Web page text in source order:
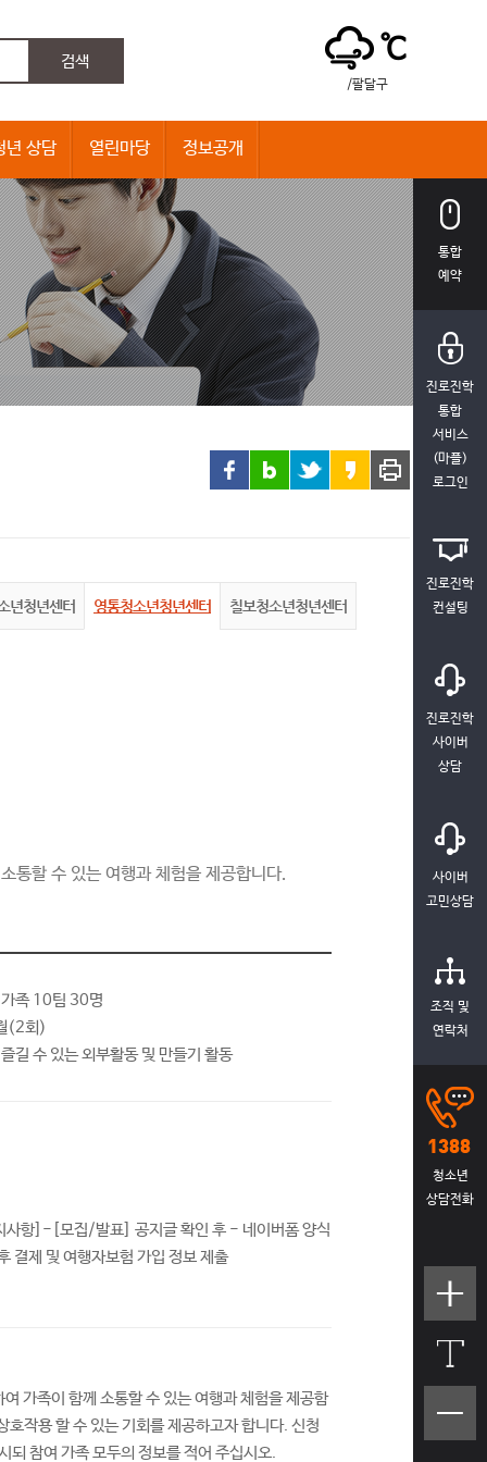
℃
/팔달구
년 상담 열린마당 정보공개
년청년센터 영통청소년청년센터 칠보청소년청년센터
통할 수 있는 여행과 체험을 제공합니다.
족 10팀 30명
(2회)
길 수 있는 외부활동 및 만들기 활동
사항]-[모집/발표] 공지글 확인 후 - 네이버폼 양식
결제 및 여행자보험 가입 정보 제출
가족이 함께 소통할 수 있는 여행과 체험을 제공함
호작용 할 수 있는 기회를 제공하고자 합니다. 신청
되 참여 가족 모두의 정보를 적어 주십시오.
통합
예약
진로진학
통합
서비스
(마플)
로그인
진로진학
컨설팅
진로진학
사이버
상담
사이버
고민상담
조직 및
연락처
청소년
상담전화
텍스트
크기크
게
텍스트
크기작